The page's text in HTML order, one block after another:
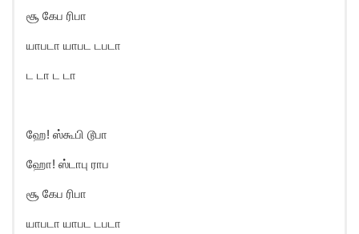
சூ கேப ரிபா
யாபடா யாபட டபடா
ட டா ட டா
ஹே! ஸ்கூபி டூபா
ஹோ! ஸ்டாபு ராப
சூ கேப ரிபா
யாபடா யாபட டபடா